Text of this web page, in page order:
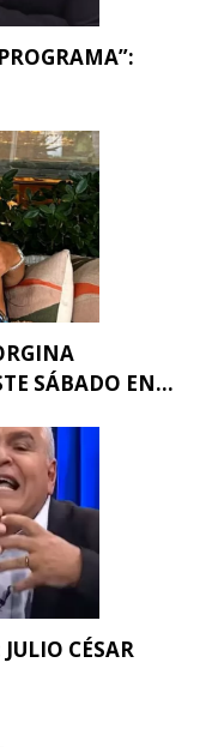
SÁBADO EN...
CÉSAR